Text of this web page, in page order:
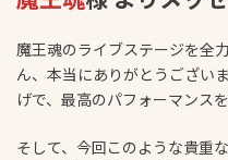
魔王魂のライブステージを全
ん、本当にありがとうござい
げで、最高のパフォーマンス
そして、今回このような貴重